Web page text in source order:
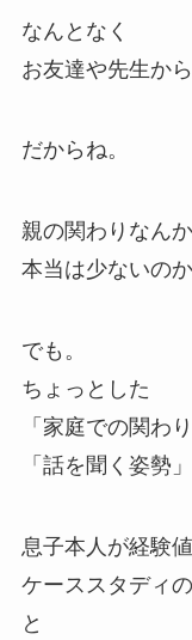
なんとなく
お友達や先生か
だからね。
親の関わりなん
本当は少ないの
でも。
ちょっとした
「家庭での関わ
「話を聞く姿勢
息子本人が経験
ケーススタディ
と